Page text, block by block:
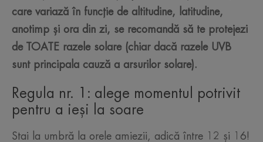
care variază în funcție de altitudine, latitudine,
anotimp și ora din zi, se recomandă să te protejezi
de TOATE razele solare (chiar dacă razele UVB
sunt principala cauză a arsurilor solare).
Regula nr. 1: alege momentul potrivit
pentru a ieși la soare
Stai la umbră la orele amiezii, adică între 12 și 16!